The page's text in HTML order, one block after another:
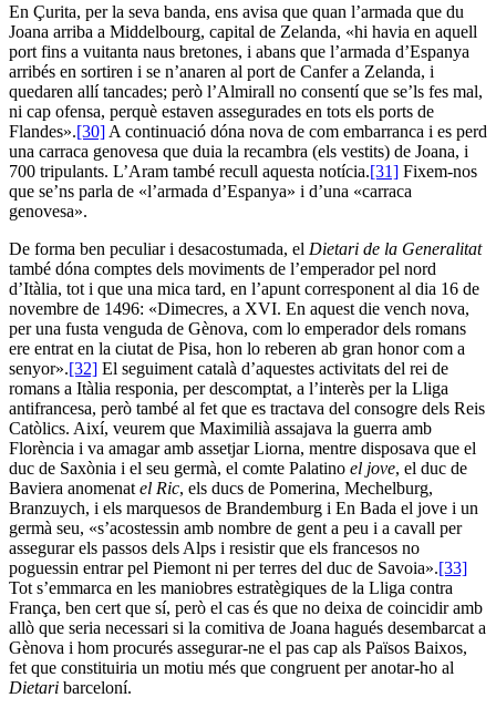
En Çurita, per la seva banda, ens avisa que quan l’armada que du
Joana arriba a Middelbourg, capital de Zelanda, «hi havia en aquell
port fins a vuitanta naus bretones, i abans que l’armada d’Espanya
arribés en sortiren i se n’anaren al port de Canfer a Zelanda, i
quedaren allí tancades; però l’Almirall no consentí que se’ls fes mal,
ni cap ofensa, perquè estaven assegurades en tots els ports de
Flandes».[30] A continuació dóna nova de com embarranca i es perd
una carraca genovesa que duia la recambra (els vestits) de Joana, i
700 tripulants. L’Aram també recull aquesta notícia.[31] Fixem-nos
que se’ns parla de «l’armada d’Espanya» i d’una «carraca
genovesa».
De forma ben peculiar i desacostumada, el Dietari de la Generalitat
també dóna comptes dels moviments de l’emperador pel nord
d’Itàlia, tot i que una mica tard, en l’apunt corresponent al dia 16 de
novembre de 1496: «Dimecres, a XVI. En aquest die vench nova,
per una fusta venguda de Gènova, com lo emperador dels romans
ere entrat en la ciutat de Pisa, hon lo reberen ab gran honor com a
senyor».[32] El seguiment català d’aquestes activitats del rei de
romans a Itàlia responia, per descomptat, a l’interès per la Lliga
antifrancesa, però també al fet que es tractava del consogre dels Reis
Catòlics. Així, veurem que Maximilià assajava la guerra amb
Florència i va amagar amb assetjar Liorna, mentre disposava que el
duc de Saxònia i el seu germà, el comte Palatino el jove, el duc de
Baviera anomenat el Ric, els ducs de Pomerina, Mechelburg,
Branzuych, i els marquesos de Brandemburg i En Bada el jove i un
germà seu, «s’acostessin amb nombre de gent a peu i a cavall per
assegurar els passos dels Alps i resistir que els francesos no
poguessin entrar pel Piemont ni per terres del duc de Savoia».[33]
Tot s’emmarca en les maniobres estratègiques de la Lliga contra
França, ben cert que sí, però el cas és que no deixa de coincidir amb
allò que seria necessari si la comitiva de Joana hagués desembarcat a
Gènova i hom procurés assegurar-ne el pas cap als Països Baixos,
fet que constituiria un motiu més que congruent per anotar-ho al
Dietari barceloní.